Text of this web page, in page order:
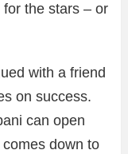
for the stars – or
with a friend
on success.
can open
down to